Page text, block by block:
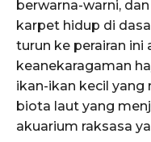
berwarna-warni,
karpet hidup di
turun ke perairan
keanekaragaman
ikan-ikan kecil yang
biota laut yang
akuarium raksasa